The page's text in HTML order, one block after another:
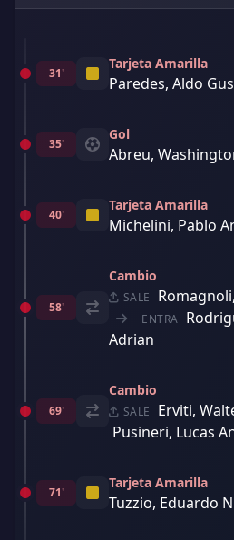
31'
Tarjeta Amarilla
Paredes, Aldo
35'
Gol
Abreu,
40'
Tarjeta Amarilla
Michelini, Pablo
58'
Cambio
SALE
ENTRA
Adrian
69'
Cambio
SALE Erviti,
Pusineri, Lucas
71'
Tarjeta Amarilla
Tuzzio, Eduardo